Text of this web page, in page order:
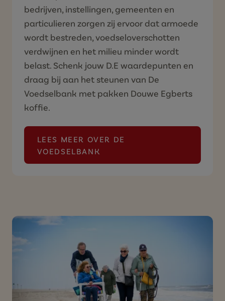
Aan deze goede doelen kun je
schenken:
Het Oranje Fonds
Het Oranje Fonds is er voor iedereen die iets
voor een ander wil doen. Hun steun bestaat
uit geld, tijd, kennis en aandacht. Schenk